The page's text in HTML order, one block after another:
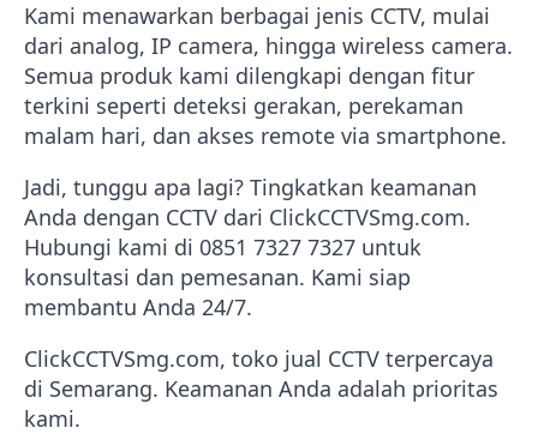
Kami menawarkan berbagai jenis CCTV, mulai
dari analog, IP camera, hingga wireless camera.
Semua produk kami dilengkapi dengan fitur
terkini seperti deteksi gerakan, perekaman
malam hari, dan akses remote via smartphone.
Jadi, tunggu apa lagi? Tingkatkan keamanan
Anda dengan CCTV dari ClickCCTVSmg.com.
Hubungi kami di 0851 7327 7327 untuk
konsultasi dan pemesanan. Kami siap
membantu Anda 24/7.
ClickCCTVSmg.com, toko jual CCTV terpercaya
di Semarang. Keamanan Anda adalah prioritas
kami.